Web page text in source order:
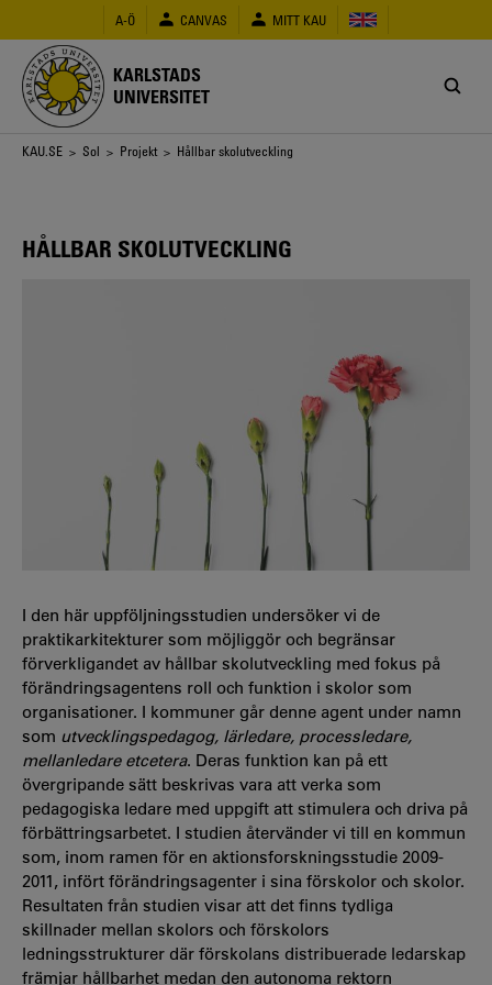
huvudinnehåll
A-Ö CANVAS MITT KAU
KARLSTADS
UNIVERSITET
Länkstig
KAU.SE > Sol > Projekt > Hållbar skolutveckling
HÅLLBAR SKOLUTVECKLING
I den här uppföljningsstudien undersöker vi de
praktikarkitekturer som möjliggör och begränsar
förverkligandet av hållbar skolutveckling med fokus på
förändringsagentens roll och funktion i skolor som
organisationer. I kommuner går denne agent under namn
som utvecklingspedagog, lärledare, processledare,
mellanledare etcetera. Deras funktion kan på ett
övergripande sätt beskrivas vara att verka som
pedagogiska ledare med uppgift att stimulera och driva på
förbättringsarbetet. I studien återvänder vi till en kommun
som, inom ramen för en aktionsforskningsstudie 2009-
2011, infört förändringsagenter i sina förskolor och skolor.
Resultaten från studien visar att det finns tydliga
skillnader mellan skolors och förskolors
ledningsstrukturer där förskolans distribuerade ledarskap
främjar hållbarhet medan den autonoma rektorn